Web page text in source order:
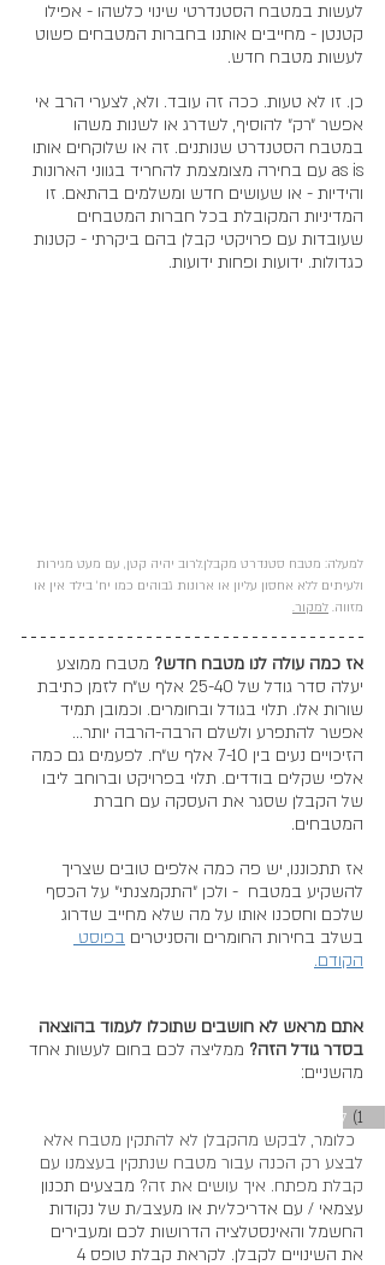
לעשות במטבח הסטנדרטי שינוי כלשהו - אפילו
קטנטן - מחייבים אותנו בחברות המטבחים פשוט
לעשות מטבח חדש.
כן. זו לא טעות. ככה זה עובד. ולא, לצערי הרב אי
אפשר ״רק״ להוסיף, לשדרג או לשנות משהו
במטבח הסטנדרט שנותנים. זה או שלוקחים אותו
as is עם בחירה מצומצמת להחריד בגווני הארונות
והידיות - או שעושים חדש ומשלמים בהתאם. זו
המדיניות המקובלת בכל חברות המטבחים
שעובדות עם פרויקטי קבלן בהם ביקרתי - קטנות
כגדולות. ידועות ופחות ידועות.
למעלה: מטבח סטנדרט מקבלן.לרוב יהיה קטן, עם מעט מגירות
ולעיתים ללא אחסון עליון או ארונות גבוהים כמו יח׳ בילד אין או
מזווה. למקור.
אז כמה עולה לנו מטבח חדש? מטבח ממוצע
יעלה סדר גודל של 25-40 אלף ש״ח לזמן כתיבת
שורות אלו. תלוי בגודל ובחומרים. וכמובן תמיד
אפשר להתפרע ולשלם הרבה-הרבה יותר...
הזיכויים נעים בין 7-10 אלף ש״ח. לפעמים גם כמה
אלפי שקלים בודדים. תלוי בפרויקט וברוחב ליבו
של הקבלן שסגר את העסקה עם חברת
המטבחים.
אז תתכוננו, יש פה כמה אלפים טובים שצריך
להשקיע במטבח  - ולכן ״התקמצנתי״ על הכסף
שלכם וחסכנו אותו על מה שלא מחייב שדרוג
בשלב בחירות החומרים והסניטרים בפוסט
הקודם.
אתם מראש לא חושבים שתוכלו לעמוד בהוצאה
בסדר גודל הזה? ממליצה לכם בחום לעשות אחד
מהשניים:
1) להזדכות על מטבח מהקבלן ולקחת את הכסף .
כלומר, לבקש מהקבלן לא להתקין מטבח אלא
לבצע רק הכנה עבור מטבח שנתקין בעצמנו עם
קבלת מפתח. איך עושים את זה? מבצעים תכנון
עצמאי / עם אדריכל/ית או מעצב/ת של נקודות
החשמל והאינסטלציה הדרושות לכם ומעבירים